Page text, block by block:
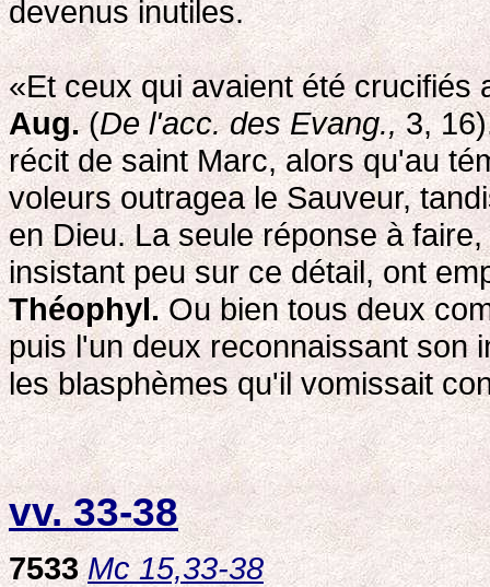
devenus inutiles.
«Et ceux qui avaient été
Aug.(De l'acc. des Evang.,3,
récit de saint Marc, alors qu'au
voleurs outragea le Sauveur,
en Dieu. La seule réponse à
insistant peu sur ce détail, ont
Théophyl.Ou bien tous deux
puis l'un deux reconnaissant son
les blasphèmes qu'il vomissait
vv. 33-38
7533 Mc 15,33-38